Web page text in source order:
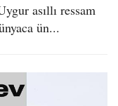
asıllı ressam
ün...